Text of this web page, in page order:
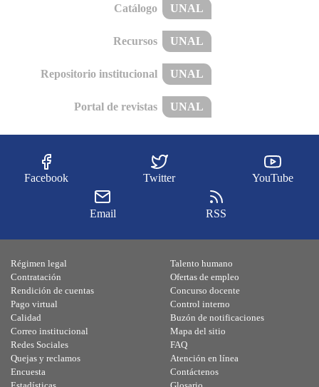
Catálogo UNAL
Recursos UNAL
Repositorio institucional UNAL
Portal de revistas UNAL
Facebook Twitter YouTube
Email RSS
Régimen legal
Contratación
Rendición de cuentas
Pago virtual
Calidad
Talento humano
Ofertas de empleo
Concurso docente
Control interno
Buzón de notificaciones
Correo institucional
Redes Sociales
Quejas y reclamos
Encuesta
Mapa del sitio
FAQ
Atención en línea
Contáctenos